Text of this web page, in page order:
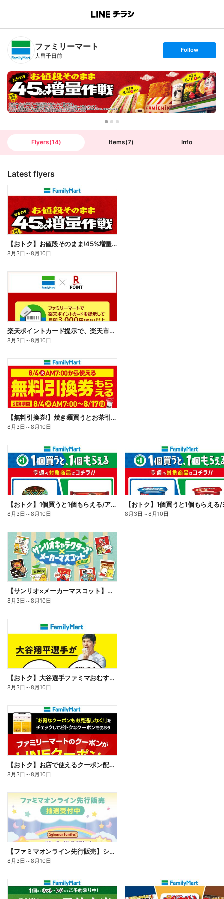
B
n
T
ファミリーマート
大昌千日前
s
t
o
l
l
o
w
Follow
Flyers(14) Items(7) Info
Latest flyers
【おトク】お値段そのまま!45%増量作戦!
8月3日 ～8月10日
楽天ポイントカード提示で、楽天市場でのお買い物がおトクに!
8月3日 ～8月10日
【無料引換券!】焼き麺買うとお茶引換券貰える!
8月3日 ～8月10日
【おトク】1個買うと1個もらえる/アイス
8月3日 ～8月10日 8月3日 ～8月10日
【サンリオ×メーカーマスコット】オリジナルグッズ貰える!
8月3日 ～8月10日
【おトク】大谷選手ファミマおむすび割
8月3日 ～8月10日
【おトク】お店で使えるクーポン配信中
8月3日 ～8月10日
【ファミマオンライン先行販売】シルバニアファミリー
8月3日 ～8月10日